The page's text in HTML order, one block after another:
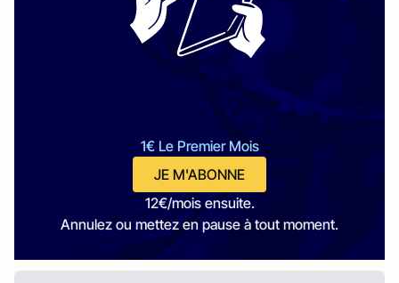
1€ Le Premier Mois
JE M'ABONNE
12€/mois ensuite.
Annulez ou mettez en pause à tout moment.